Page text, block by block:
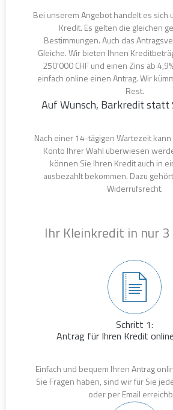
Bei unserem Angebot handelt es sich
Kredit. Es gelten die gleichen
Bestimmungen. Auch das
Gleiche. Wir bieten Ihnen
250'000 CHF und einen Zins ab
einfach online einen Antrag. Wir
Rest.
Auf Wunsch, Barkredit
Nach einer 14-tägigen Wartezeit
Konto Ihrer Wahl überwiesen
können Sie Ihren Kredit auch in
ausbezahlt bekommen. Dazu
Widerrufsrecht.
Ihr Kleinkredit in nur
Schritt 1:
Antrag für Ihren Kredit
Einfach und bequem Ihren Antrag
Sie Fragen haben, sind wir für Sie
oder per Email